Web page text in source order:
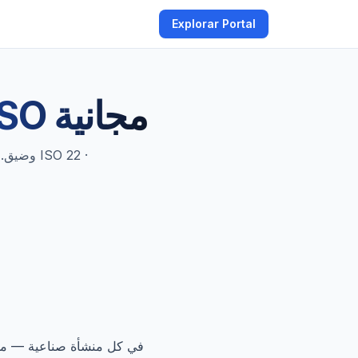
Explorar Portal
حاسبة ISO مجانية
في كل منشأة صناعية —